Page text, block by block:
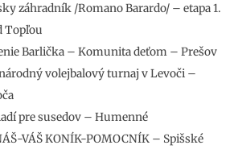
záhradník /Romano Barardo/ – etapa 1.
Topľou
Barlička – Komunita deťom – Prešov
volejbalový turnaj v Levoči –
pre susedov – Humenné
VÁŠ KONÍK-POMOCNÍK – Spišské